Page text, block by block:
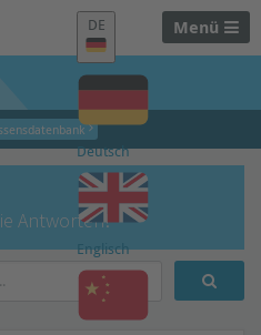
Menü
DE
Deutsch
Englisch
Antworten!